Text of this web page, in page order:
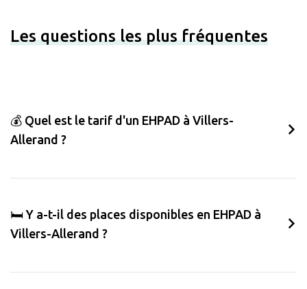
Les questions les plus fréquentes
💰 Quel est le tarif d'un EHPAD à Villers-
Allerand ?
🛏️ Y a-t-il des places disponibles en EHPAD à
Villers-Allerand ?